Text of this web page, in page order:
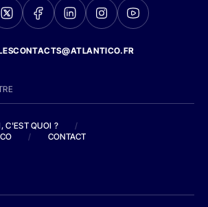
C'EST QUOI ?
/
/ CONTACT